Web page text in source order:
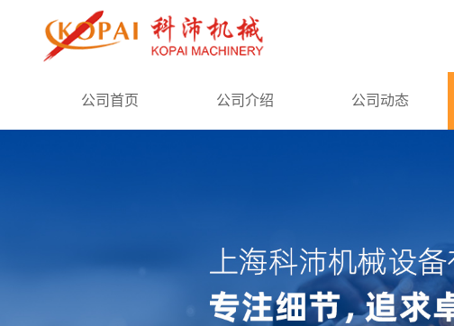
公司首页
公司首页 公司介绍 公司动态